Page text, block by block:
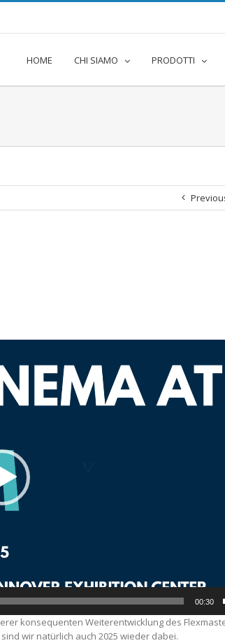
HOME CHI SIAMO PRODOTTI
00:30
konsequenten Weiterentwicklung des
wir natürlich auch 2025 wieder dabei.